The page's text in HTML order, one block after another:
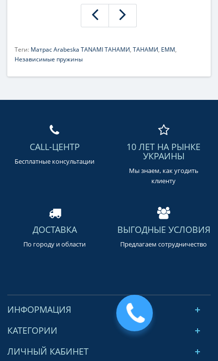
Теги: Матрас Arabeska TANAMI ТАНАМИ, ТАНАМИ, ЕММ,
Независимые пружины
CALL-ЦЕНТР
Бесплатные консультации
10 ЛЕТ НА РЫНКЕ
УКРАИНЫ
Мы знаем, как угодить
клиенту
ДОСТАВКА
По городу и области
ВЫГОДНЫЕ УСЛОВИЯ
Предлагаем сотрудничество
ИНФОРМАЦИЯ
КАТЕГОРИИ
ЛИЧНЫЙ КАБИНЕТ